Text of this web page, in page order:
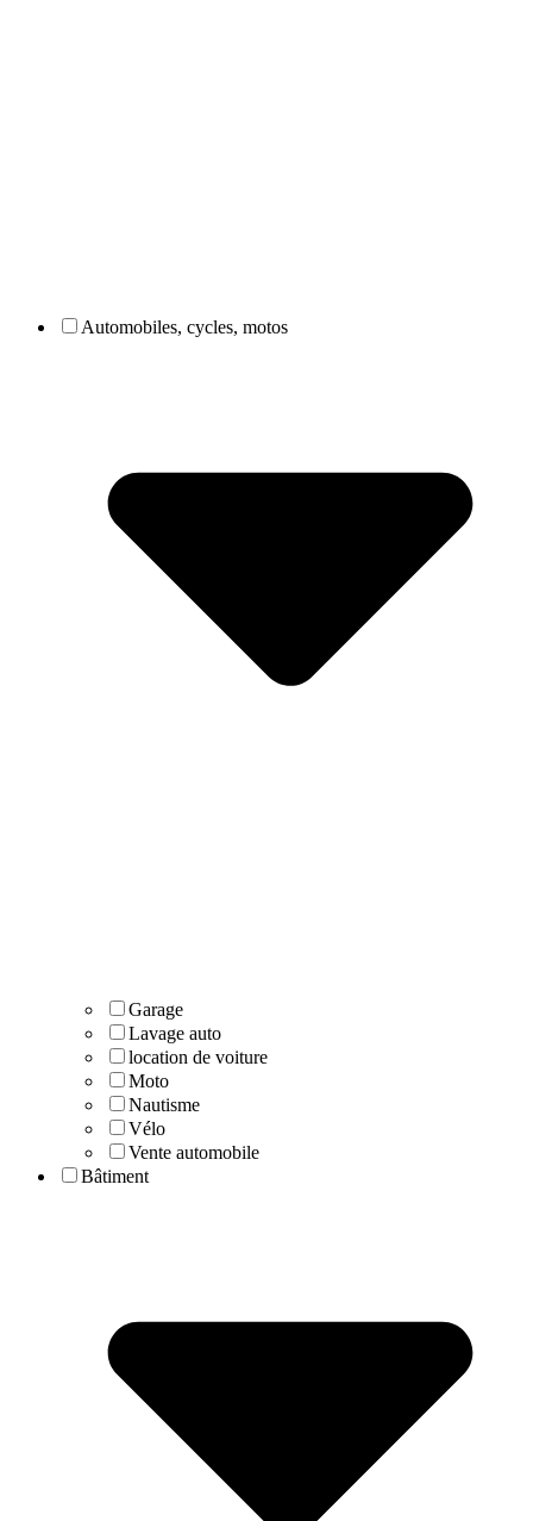
Automobiles, cycles, motos
Garage
Lavage auto
location de voiture
Moto
Nautisme
Vélo
Vente automobile
Bâtiment